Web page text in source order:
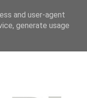
SAMENWERKEN
and user-agent
generate usage